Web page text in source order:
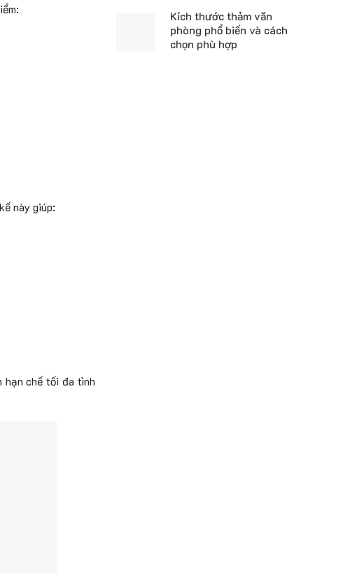
này giúp:
hạn chế tối đa tình
Kích thước thảm văn
phòng phổ biến và cách
chọn phù hợp